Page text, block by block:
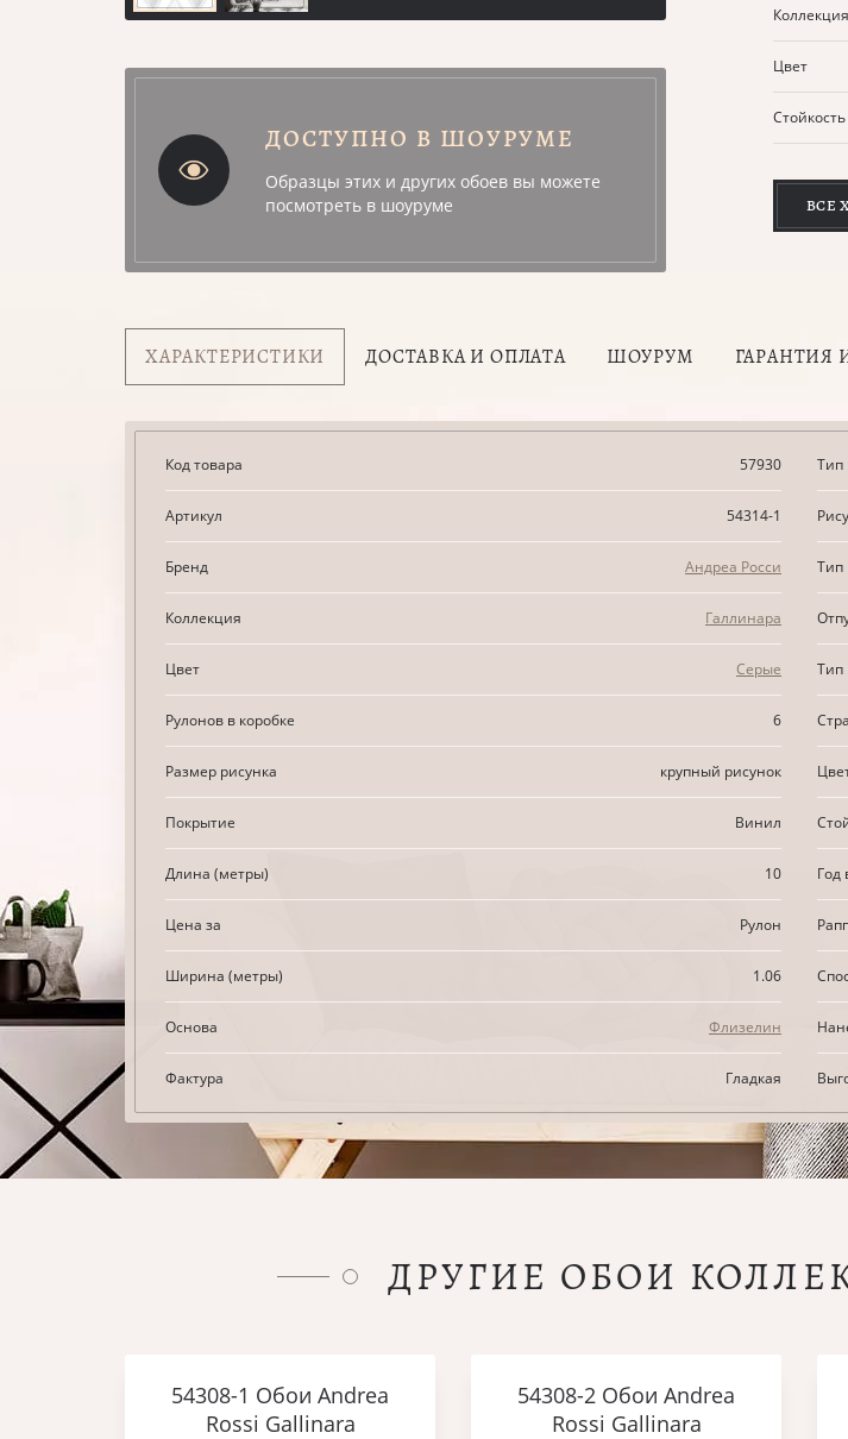
ДОСТУПНО В ШОУРУМЕ
Образцы этих и других обоев вы можете
посмотреть в шоуруме
Коллекция
Цвет
Стойкость
ВСЕ
ХАРАКТЕРИСТИКИ ДОСТАВКА И ОПЛАТА ШОУРУМ ГАРАНТИЯ
Код товара 57930
Артикул 54314-1
Бренд Андреа Росси
Коллекция Галлинара
Цвет Серые
Рулонов в коробке 6
Размер рисунка крупный рисунок
Покрытие Винил
Длина (метры) 10
Цена за Рулон
Ширина (метры) 1.06
Основа Флизелин
Фактура Гладкая
Тип
Тип
Тип
Год
ДРУГИЕ ОБОИ
54308-1 Обои Andrea
Rossi Gallinara
54308-2 Обои Andrea
Rossi Gallinara